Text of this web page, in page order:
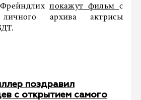
покажут фильм с
архива актрисы
поздравил
с открытием самого